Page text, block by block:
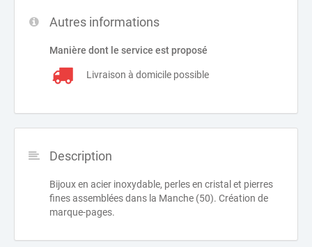
Autres informations
Manière dont le service est proposé
Livraison à domicile possible
Description
Bijoux en acier inoxydable, perles en cristal et pierres
fines assemblées dans la Manche (50). Création de
marque-pages.